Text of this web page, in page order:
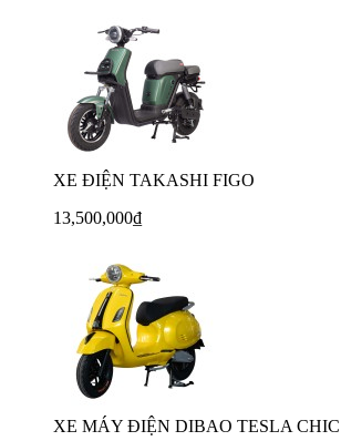
XE ĐIỆN TAKASHI FIGO
13,500,000₫
XE MÁY ĐIỆN DIBAO TESLA CHIC